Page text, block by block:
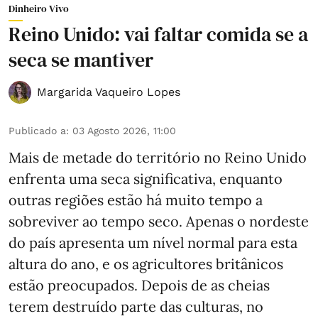
Dinheiro Vivo
Reino Unido: vai faltar comida se a
seca se mantiver
Margarida Vaqueiro Lopes
Publicado a: 03 Agosto 2026, 11:00
Mais de metade do território no Reino Unido
enfrenta uma seca significativa, enquanto
outras regiões estão há muito tempo a
sobreviver ao tempo seco. Apenas o nordeste
do país apresenta um nível normal para esta
altura do ano, e os agricultores britânicos
estão preocupados. Depois de as cheias
terem destruído parte das culturas, no